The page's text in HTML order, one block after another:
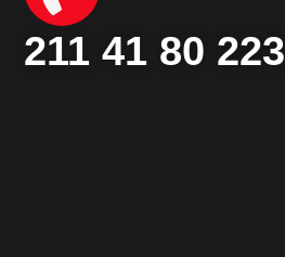
211 41 80 223